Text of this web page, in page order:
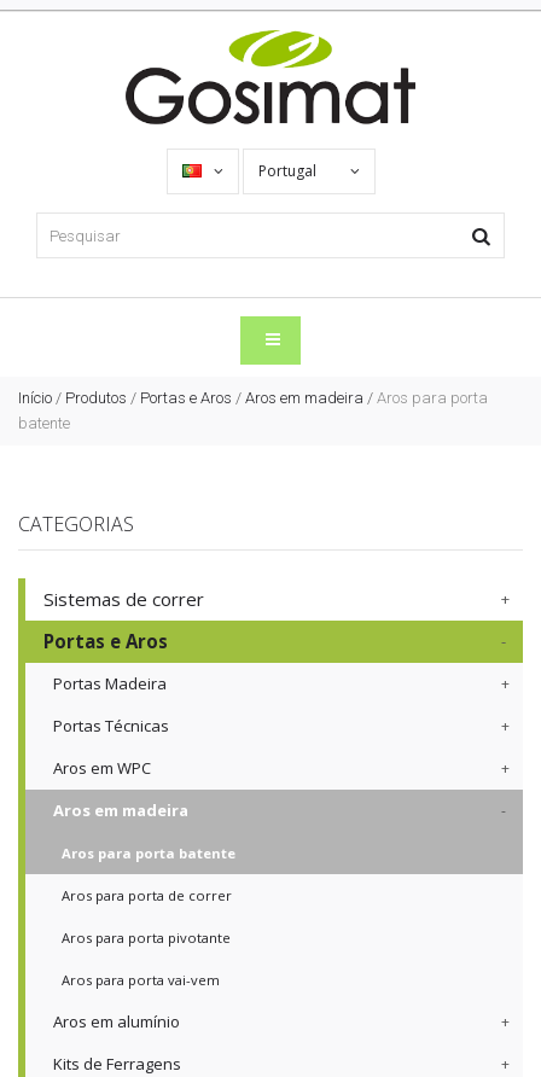
Portugal
Início / Produtos / Portas e Aros / Aros em madeira / Aros para porta
batente
CATEGORIAS
Sistemas de correr
Portas e Aros
Portas Madeira
Portas Técnicas
Aros em WPC
Aros em madeira
Aros para porta batente
Aros para porta de correr
Aros para porta pivotante
Aros para porta vai-vem
Aros em alumínio
Kits de Ferragens